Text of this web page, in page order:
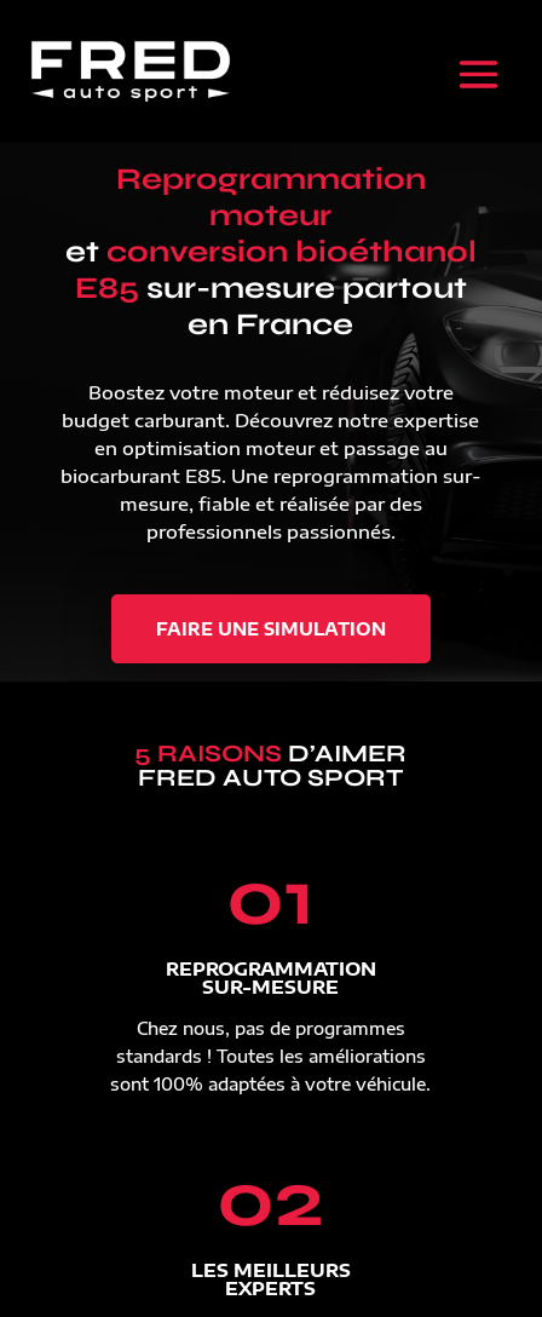
Reprogrammation
moteur
et conversion bioéthanol
E85 sur-mesure partout
en France
Boostez votre moteur et réduisez votre
budget carburant. Découvrez notre expertise
en optimisation moteur et passage au
biocarburant E85. Une reprogrammation sur-
mesure, fiable et réalisée par des
professionnels passionnés.
FAIRE UNE SIMULATION
5 RAISONS D’AIMER
FRED AUTO SPORT
01
REPROGRAMMATION
SUR-MESURE
Chez nous, pas de programmes
standards ! Toutes les améliorations
sont 100% adaptées à votre véhicule.
02
LES MEILLEURS
EXPERTS